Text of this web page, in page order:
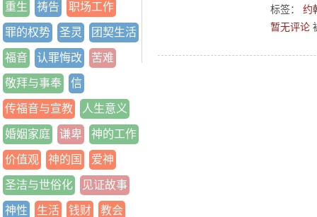
重生 祷告 职场工作
罪的权势 圣灵 团契生活
福音 认罪悔改 苦难
敬拜与事奉 信
传福音与宣教 人生意义
婚姻家庭 谦卑 神的工作
价值观 神的国 爱神
圣洁与世俗化 见证故事
神性 生活 钱财 教会
标签： 约
暂无评论